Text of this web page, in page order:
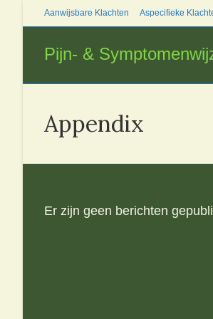
Aanwijsbare Klachten Aspecifieke
Pijn- &
Appendix
Er zijn geen berichten